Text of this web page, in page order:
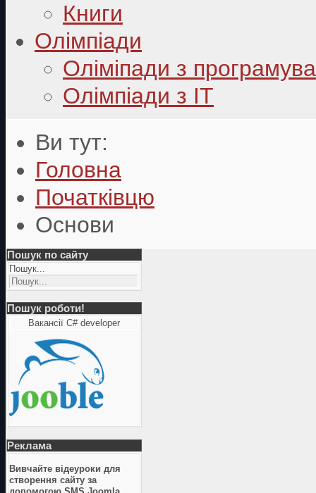
Книги
Олімпіади
Оліміпади з
Олімпіади з ІТ
Ви тут:
Головна
Початківцю
Основи
Пошук по сайту
Пошук...
Пошук роботи!
Вакансії C# developer
Реклама
Вивчайте відеуроки для
створення сайту за